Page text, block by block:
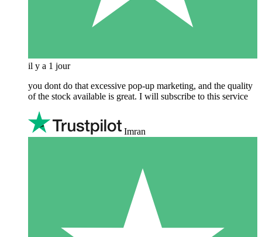
il y a 1 jour
you dont do that excessive pop-up marketing, and the quality
of the stock available is great. I will subscribe to this service
Imran